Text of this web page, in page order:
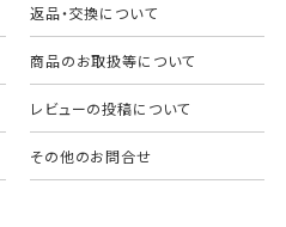
返品・交換について
商品のお取扱等について
レビューの投稿について
その他のお問合せ